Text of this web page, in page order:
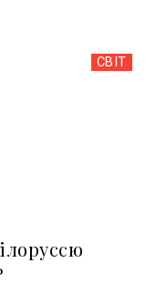
СВІТ